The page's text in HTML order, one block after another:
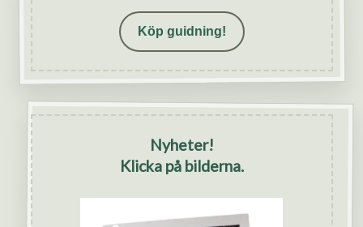
Köp guidning!
Nyheter!
Klicka på bilderna.